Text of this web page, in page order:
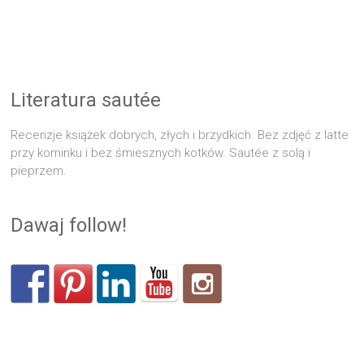
Literatura sautée
Recenzje książek dobrych, złych i brzydkich. Bez zdjęć z latte
przy kominku i bez śmiesznych kotków. Sautée z solą i
pieprzem.
Dawaj follow!